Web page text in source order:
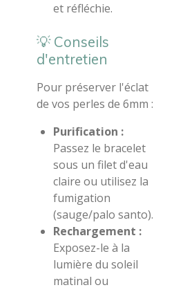
et réfléchie.
​💡 Conseils
d'entretien
​Pour préserver l'éclat
de vos perles de 6mm :
Purification :
Passez le bracelet
sous un filet d'eau
claire ou utilisez la
fumigation
(sauge/palo santo).
Rechargement :
Exposez-le à la
lumière du soleil
matinal ou